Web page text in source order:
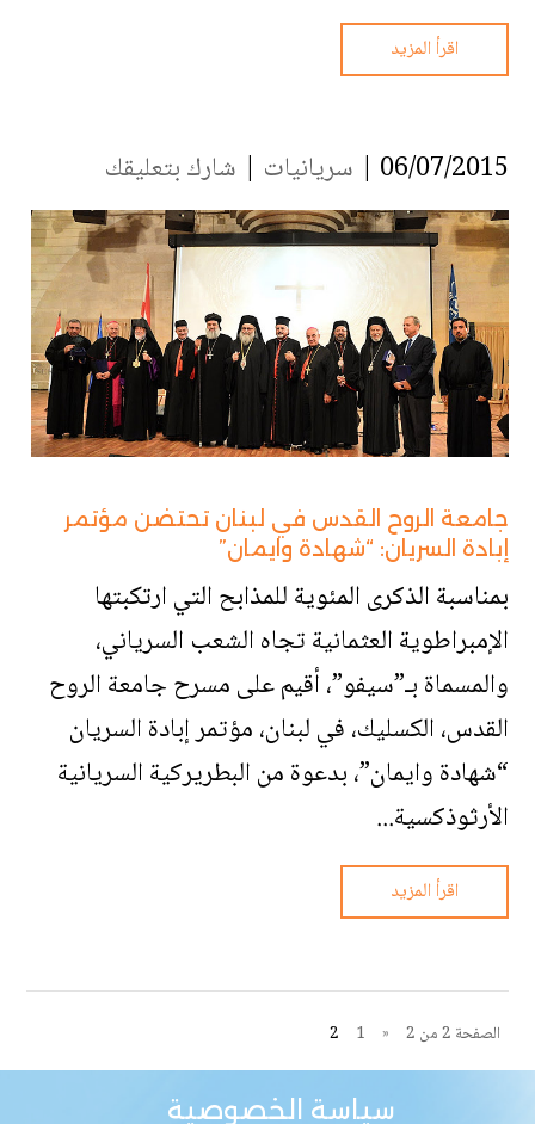
اقرأ المزيد
06/07/2015 | سريانيات | شارك بتعليقك
جامعة الروح القدس في لبنان تحتضن مؤتمر
إبادة السريان: “شهادة وايمان”
بمناسبة الذكرى المئوية للمذابح التي ارتكبتها
الإمبراطوية العثمانية تجاه الشعب السرياني،
والمسماة بـ”سيفو”، أقيم على مسرح جامعة الروح
القدس، الكسليك، في لبنان، مؤتمر إبادة السريان
“شهادة وايمان”، بدعوة من البطريركية السريانية
الأرثوذكسية...
اقرأ المزيد
الصفحة 2 من 2 «
1
2
سياسة الخصوصية